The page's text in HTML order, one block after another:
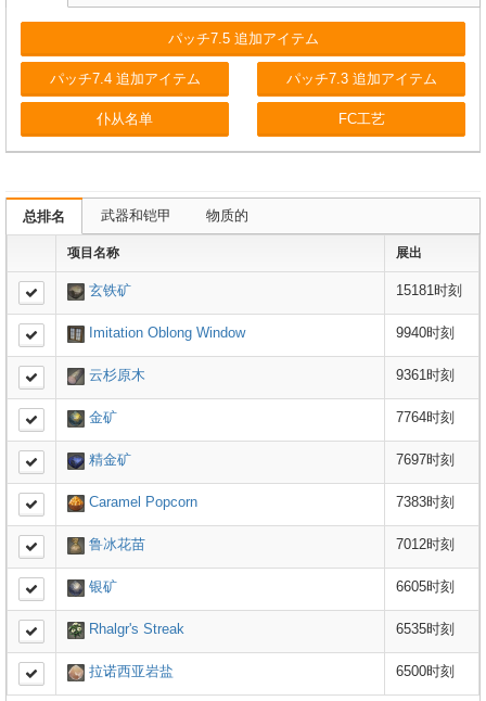
パッチ7.5 追加アイテム
パッチ7.4 追加アイテム
仆从名单
パッチ7.3 追加アイテム
FC工艺
总排名 武器和铠甲 物质的
项目名称 展出
玄铁矿 15181时刻
Imitation Oblong Window 9940时刻
云杉原木 9361时刻
金矿 7764时刻
精金矿 7697时刻
Caramel Popcorn 7383时刻
鲁冰花苗 7012时刻
银矿 6605时刻
Rhalgr's Streak 6535时刻
拉诺西亚岩盐 6500时刻